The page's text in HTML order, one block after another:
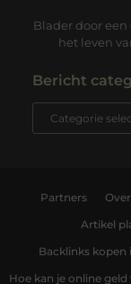
Blader door
het leven
Bericht
Partners
Artikel
Backlinks kopen
Hoe kan je online